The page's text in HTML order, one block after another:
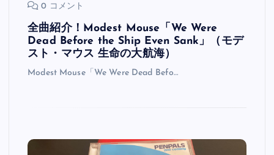
0 コメント
全曲紹介！Modest Mouse「We Were
Dead Before the Ship Even Sank」（モデ
スト・マウス 生命の大航海）
Modest Mouse「We Were Dead Befo…